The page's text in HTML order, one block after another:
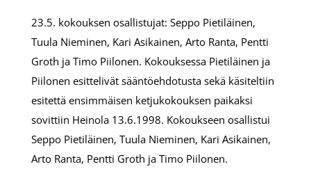
23.5. kokouksen osallistujat: Seppo Pietiläinen,
Tuula Nieminen, Kari Asikainen, Arto Ranta, Pentti
Groth ja Timo Piilonen. Kokouksessa Pietiläinen ja
Piilonen esittelivät sääntöehdotusta sekä käsiteltiin
esitettä ensimmäisen ketjukokouksen paikaksi
sovittiin Heinola 13.6.1998. Kokoukseen osallistui
Seppo Pietiläinen, Tuula Nieminen, Kari Asikainen,
Arto Ranta, Pentti Groth ja Timo Piilonen.